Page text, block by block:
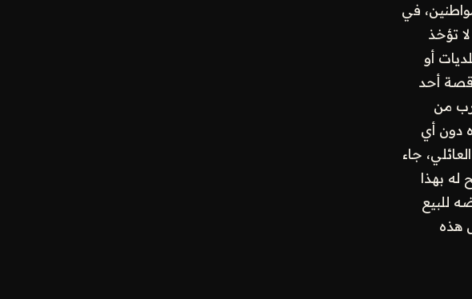
في
تؤخذ
أو
قصة أحد
من
دون أي
جاء
له بهذا
للبيع
هذه